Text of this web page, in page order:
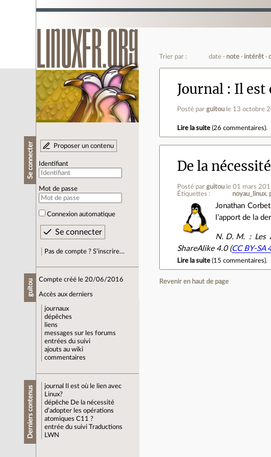
Se connecter Proposer un contenu
Identifiant
Mot de passe
Connexion automatique
Pas de compte ? S’inscrire…
guitou Compte créé le 20/06/2016
Accès aux derniers
journaux
dépêches
liens
messages sur les forums
entrées du suivi
ajouts au wiki
commentaires
Derniers contenus journal
Il est où le lien avec
Linux?
dépêche De la nécessité
d’adopter les opérations
atomiques C11 ?
entrée du suivi Traductions
LWN
Trier par : date note intérêt
Journal Il est
Posté parguitou le 13 octobre
Lire la suite (26 commentaires).
De la
Posté parguitou le 01 mars
Étiquettes :
noyau_linux
Jonathan
l’apport de la
N. D. M. : Les
ShareAlike 4.0 (CC BY-SA
Lire la suite (15 commentaires).
Revenir en haut de page